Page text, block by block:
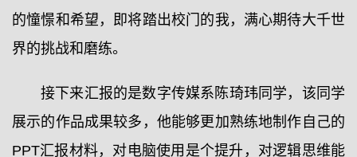
的憧憬和希望，即将踏出校门的我，满心期待大千世
界的挑战和磨练。
接下来汇报的是数字传媒系陈琦玮同学，该同学
展示的作品成果较多，他能够更加熟练地制作自己的
PPT汇报材料，对电脑使用是个提升，对逻辑思维能